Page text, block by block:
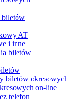
biletów
AT
i inne
biletów
biletów okresowych
on-line
telefon